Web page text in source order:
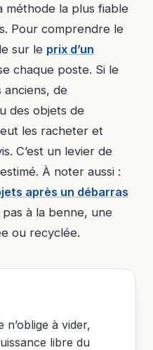
méthode la plus fiable
Pour comprendre le
sur le prix d’un
chaque poste. Si le
anciens, de
des objets de
les racheter et
C’est un levier de
À noter aussi :
après un débarras
pas à la benne, une
ou recyclée.
à vider,
libre du